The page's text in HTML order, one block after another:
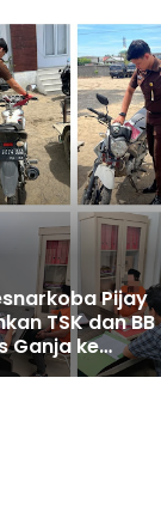
Pijay
TSK dan BB
Ganja ke